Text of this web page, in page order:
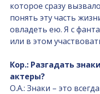
которое сразу
понять эту часть
овладеть ею. Я с
или в этом
Кор.: Разгадать
актеры?
О.А.: Знаки – это